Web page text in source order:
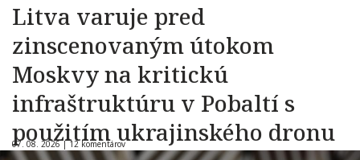
Litva varuje pred
zinscenovaným útokom
Moskvy na kritickú
infraštruktúru v Pobaltí s
použitím ukrajinského dronu
07. 08. 2026 |12 komentárov